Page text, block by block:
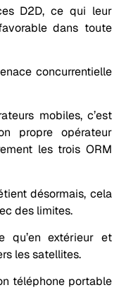
D2D, ce qui leur
dans toute
concurrentielle
mobiles, c’est
propre opérateur
les trois ORM
désormais, cela
des limites.
qu’en extérieur et
les satellites.
téléphone portable